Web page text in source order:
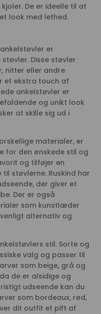
De er ideelle til at
look med lethed.
er
Disse støvler
nitter eller andre
et ekstra touch af
ankelstøvler er
og unikt look
at skille sig ud i
materialer, er
for den ønskede stil og
og tilføjer en
støvlerne. Ruskind har
der giver et
Der er også
som kunstlæder
alternativ og
stil. Sorte og
valg og passer til
som beige, grå og
de er alsidige og
udseende kan du
som bordeaux, rød,
dit outfit et pift af